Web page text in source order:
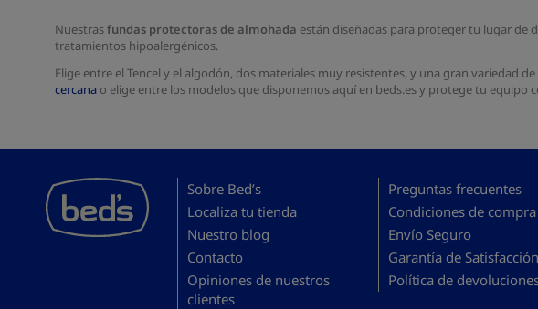
Nuestrasfundas protectoras de almohada están diseñadas para proteger tu lugar de
tratamientos hipoalergénicos.
Elige entre el Tencel y el algodón, dos materiales muy resistentes, y una gran variedad
cercana o elige entre los modelos que disponemos aquí en beds.es y protege tu equipo
Sobre Bed’s
Localiza tu tienda
Nuestro blog
Contacto
Opiniones de nuestros
clientes
Preguntas frecuentes
Condiciones de compra
Envío Seguro
Garantía de Satisfacción
Política de